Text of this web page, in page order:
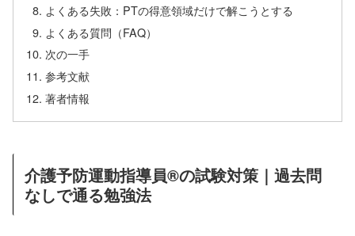
よくある失敗：PTの得意領域だけで解こうとする
よくある質問（FAQ）
次の一手
参考文献
著者情報
介護予防運動指導員®の試験対策｜過去問
なしで通る勉強法